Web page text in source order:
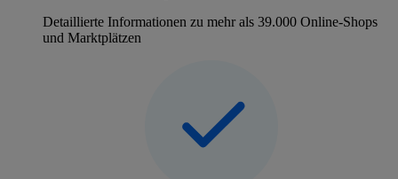
Detaillierte Informationen zu mehr als 39.000 Online-Shops
und Marktplätzen